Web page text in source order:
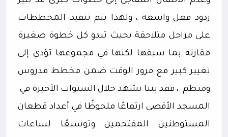
ردود فعل واسعة ، ولهذا يتم تنفيذ المخططات
على مراحل متلاحقة بحيث تبدو كل خطوة صغيرة
مقارنة بما سبقها لكنها في مجموعها تؤدي إلى
تغيير كبير مع مرور الوقت ضمن مخطط مدروس
ومنظم ، فقد بتنا نشهد خلال السنوات الأخيرة في
المسجد الأقصى ارتفاعًا ملحوظًا في أعداد قطعان
المستوطنين المقتحمين وتوسيعًا لساعات